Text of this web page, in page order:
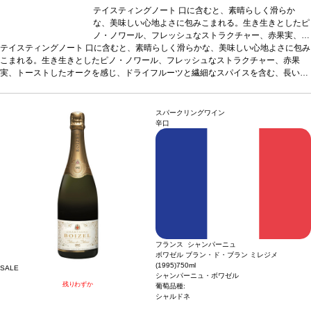
テイスティングノート 口に含むと、素晴らしく滑らか
な、美味しい心地よさに包みこまれる。生き生きとしたピ
ノ・ノワール、フレッシュなストラクチャー、赤果実、ト
ーストしたオークを感じ、ドライフルーツと繊細なスパイ
スを含む、長い余韻のフィニッシュが続く。合う料理キ
ノコ添えのローストした鶏肉、トリュフのリゾット、キャ
テイスティングノート 口に含むと、素晴らしく滑らかな、美味しい心地よさに包み
こまれる。生き生きとしたピノ・ノワール、フレッシュなストラクチャー、赤果
実、トーストしたオークを感じ、ドライフルーツと繊細なスパイスを含む、長い余
ピノ・ノワール 100％
SALE
残りわずか
スパークリングワイン
辛口
フランス シャンパーニュ
ボワゼル ブラン・ド・ブラン ミレジメ
(1995)750ml
シャンパーニュ・ボワゼル
葡萄品種:
シャルドネ